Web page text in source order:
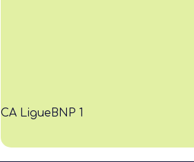
CA Ligue BNP 1